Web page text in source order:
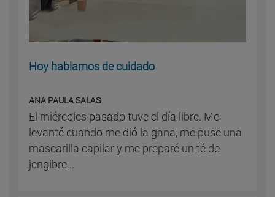
Hoy hablamos de cuidado
ANA PAULA SALAS
El miércoles pasado tuve el día libre. Me
levanté cuando me dió la gana, me puse una
mascarilla capilar y me preparé un té de
jengibre...